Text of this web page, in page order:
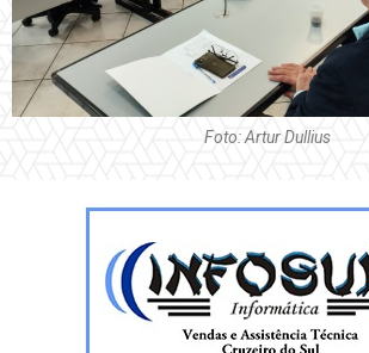
Foto: Artur Dullius